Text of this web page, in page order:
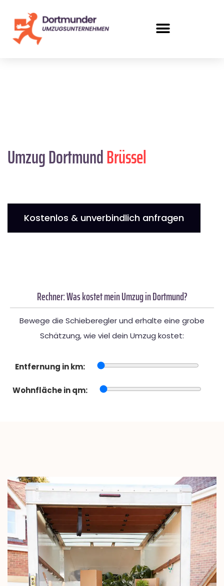
Umzug DortmundBrüssel
Kostenlos & unverbindlich anfragen
Rechner: Was kostet mein Umzug in Dortmund?
Bewege die Schieberegler und erhalte eine grobe
Schätzung, wie viel dein Umzug kostet:
Entfernung in km:
Wohnfläche in qm: